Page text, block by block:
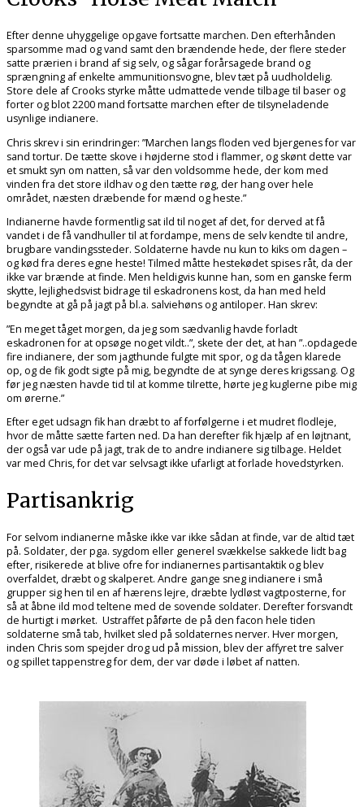
Efter denne uhyggelige opgave fortsatte marchen. Den efterhånden
sparsomme mad og vand samt den brændende hede, der flere steder
satte prærien i brand af sig selv, og sågar forårsagede brand og
sprængning af enkelte ammunitionsvogne, blev tæt på uudholdelig.
Store dele af Crooks styrke måtte udmattede vende tilbage til baser og
forter og blot 2200 mand fortsatte marchen efter de tilsyneladende
usynlige indianere.
Chris skrev i sin erindringer: ”Marchen langs floden ved bjergenes for var
sand tortur. De tætte skove i højderne stod i flammer, og skønt dette var
et smukt syn om natten, så var den voldsomme hede, der kom med
vinden fra det store ildhav og den tætte røg, der hang over hele
området, næsten dræbende for mænd og heste.”
Indianerne havde formentlig sat ild til noget af det, for derved at få
vandet i de få vandhuller til at fordampe, mens de selv kendte til andre,
brugbare vandingssteder. Soldaterne havde nu kun to kiks om dagen –
og kød fra deres egne heste! Tilmed måtte hestekødet spises råt, da der
ikke var brænde at finde. Men heldigvis kunne han, som en ganske ferm
skytte, lejlighedsvist bidrage til eskadronens kost, da han med held
begyndte at gå på jagt på bl.a. salviehøns og antiloper. Han skrev:
”En meget tåget morgen, da jeg som sædvanlig havde forladt
eskadronen for at opsøge noget vildt..”, skete der det, at han ”..opdagede
fire indianere, der som jagthunde fulgte mit spor, og da tågen klarede
op, og de fik godt sigte på mig, begyndte de at synge deres krigssang. Og
før jeg næsten havde tid til at komme tilrette, hørte jeg kuglerne pibe mig
om ørerne.”
Efter eget udsagn fik han dræbt to af forfølgerne i et mudret flodleje,
hvor de måtte sætte farten ned. Da han derefter fik hjælp af en løjtnant,
der også var ude på jagt, trak de to andre indianere sig tilbage. Heldet
var med Chris, for det var selvsagt ikke ufarligt at forlade hovedstyrken.
Partisankrig
For selvom indianerne måske ikke var ikke sådan at finde, var de altid tæt
på. Soldater, der pga. sygdom eller generel svækkelse sakkede lidt bag
efter, risikerede at blive ofre for indianernes partisantaktik og blev
overfaldet, dræbt og skalperet. Andre gange sneg indianere i små
grupper sig hen til en af hærens lejre, dræbte lydløst vagtposterne, for
så at åbne ild mod teltene med de sovende soldater. Derefter forsvandt
de hurtigt i mørket. Ustraffet påførte de på den facon hele tiden
soldaterne små tab, hvilket sled på soldaternes nerver. Hver morgen,
inden Chris som spejder drog ud på mission, blev der affyret tre salver
og spillet tappenstreg for dem, der var døde i løbet af natten.